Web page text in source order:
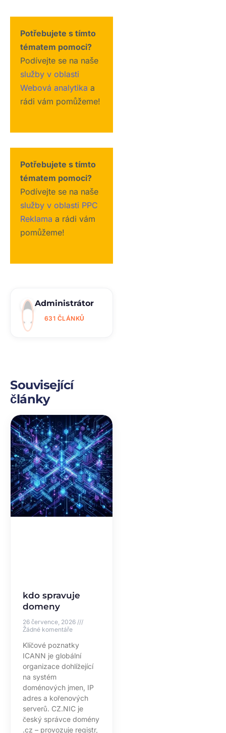
Potřebujete s tímto
tématem pomoci?
Podívejte se na naše
služby v oblasti
Webová analytika a
rádi vám pomůžeme!
Potřebujete s tímto
tématem pomoci?
Podívejte se na naše
služby v oblasti PPC
Reklama a rádi vám
pomůžeme!
Administrátor
631 ČLÁNKŮ
Související
články
kdo spravuje
domeny
26 července, 2026
Žádné komentáře
Klíčové poznatky
ICANN je globální
organizace dohlížející
na systém
doménových jmen, IP
adres a kořenových
serverů. CZ.NIC je
český správce domény
.cz – provozuje registr,